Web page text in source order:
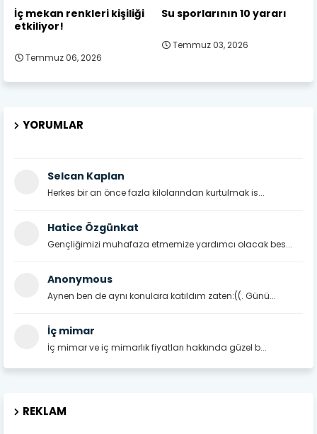
İç mekan renkleri kişiliği
etkiliyor!
Temmuz 06, 2026
Su sporlarının 10 yararı
Temmuz 03, 2026
YORUMLAR
Selcan Kaplan
Herkes bir an önce fazla kilolarından kurtulmak is...
Hatice Özgünkat
Gençliğimizi muhafaza etmemize yardımcı olacak bes...
Anonymous
Aynen ben de aynı konulara katıldım zaten:((. Günü...
İç mimar
İç mimar ve iç mimarlık fiyatları hakkında güzel b...
REKLAM